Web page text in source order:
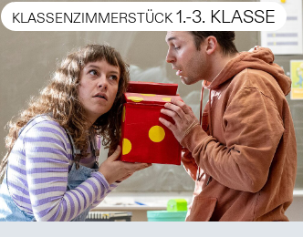
KLASSENZIMMERSTÜCK1.-3. KLASSE